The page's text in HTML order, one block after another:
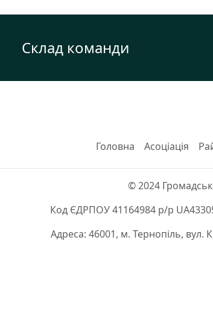
Склад команди
Головна Асоціація
© 2024
Код ЄДРПОУ 41164984 р/р
Адреса: 46001, м. Тернопіль, вул.